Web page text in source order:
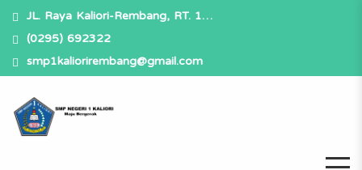
JL. Raya Kaliori-Rembang, RT. 1…
(0295) 692322
smp1kaliorirembang@gmail.com